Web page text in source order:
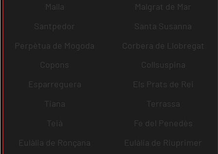
Malla
Malgrat de Mar
Santpedor
Santa Susanna
Perpètua de Mogoda
Corbera de Llobregat
Copons
Collsuspina
Esparreguera
Els Prats de Rei
Tiana
Terrassa
Teià
Fe del Penedès
Eulàlia de Ronçana
Eulàlia de Riuprimer